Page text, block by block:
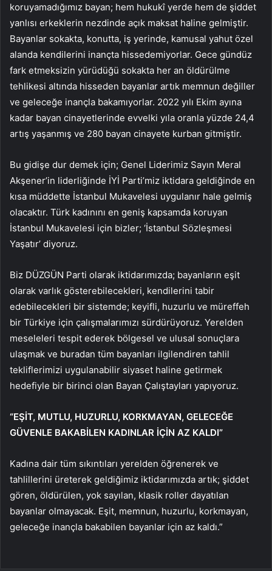
koruyamadığımız bayan; hem hukukî yerde hem de şiddet
yanlısı erkeklerin nezdinde açık maksat haline gelmiştir.
Bayanlar sokakta, konutta, iş yerinde, kamusal yahut özel
alanda kendilerini inançta hissedemiyorlar. Gece gündüz
fark etmeksizin yürüdüğü sokakta her an öldürülme
tehlikesi altında hisseden bayanlar artık memnun değiller
ve geleceğe inançla bakamıyorlar. 2022 yılı Ekim ayına
kadar bayan cinayetlerinde evvelki yıla oranla yüzde 24,4
artış yaşanmış ve 280 bayan cinayete kurban gitmiştir.
Bu gidişe dur demek için; Genel Liderimiz Sayın Meral
Akşener’in liderliğinde İYİ Parti’miz iktidara geldiğinde en
kısa müddette İstanbul Mukavelesi uygulanır hale gelmiş
olacaktır. Türk kadınını en geniş kapsamda koruyan
İstanbul Mukavelesi için bizler; ‘İstanbul Sözleşmesi
Yaşatır’ diyoruz.
Biz DÜZGÜN Parti olarak iktidarımızda; bayanların eşit
olarak varlık gösterebilecekleri, kendilerini tabir
edebilecekleri bir sistemde; keyifli, huzurlu ve müreffeh
bir Türkiye için çalışmalarımızı sürdürüyoruz. Yerelden
meseleleri tespit ederek bölgesel ve ulusal sonuçlara
ulaşmak ve buradan tüm bayanları ilgilendiren tahlil
tekliflerimizi uygulanabilir siyaset haline getirmek
hedefiyle bir birinci olan Bayan Çalıştayları yapıyoruz.
“EŞİT, MUTLU, HUZURLU, KORKMAYAN, GELECEĞE
GÜVENLE BAKABİLEN KADINLAR İÇİN AZ KALDI”
Kadına dair tüm sıkıntıları yerelden öğrenerek ve
tahlillerini üreterek geldiğimiz iktidarımızda artık; şiddet
gören, öldürülen, yok sayılan, klasik roller dayatılan
bayanlar olmayacak. Eşit, memnun, huzurlu, korkmayan,
geleceğe inançla bakabilen bayanlar için az kaldı.”